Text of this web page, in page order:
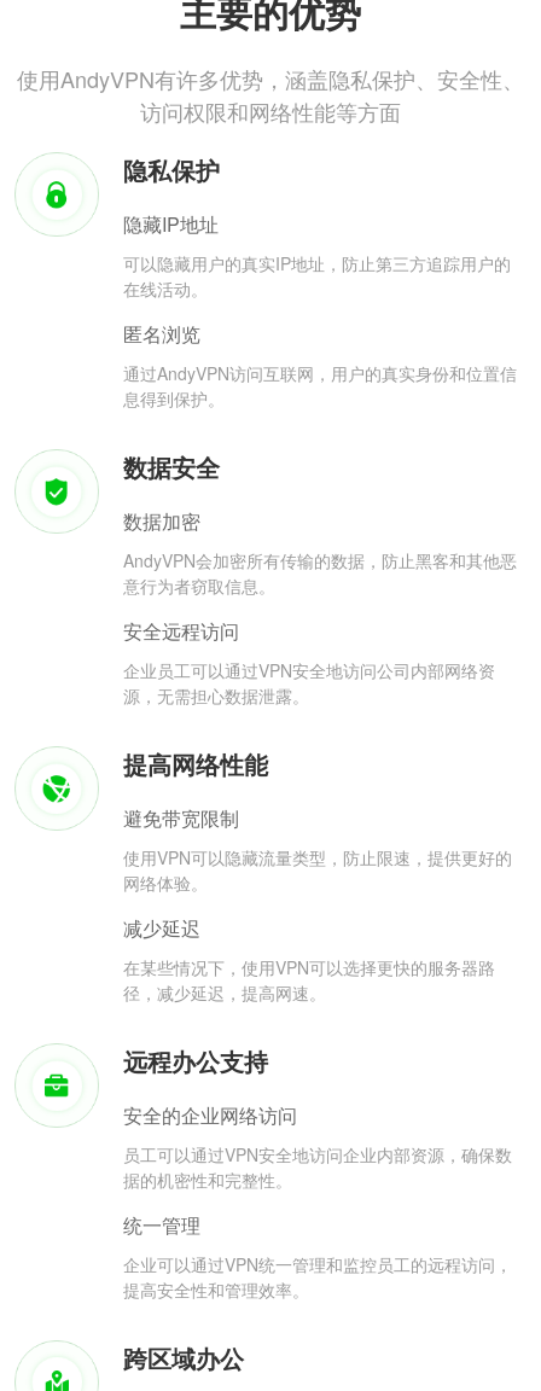
主要的优势
使用AndyVPN有许多优势，涵盖隐私保护、安全性、
访问权限和网络性能等方面
隐私保护
隐藏IP地址
可以隐藏用户的真实IP地址，防止第三方追踪用户的
在线活动。
匿名浏览
通过AndyVPN访问互联网，用户的真实身份和位置信
息得到保护。
数据安全
数据加密
AndyVPN会加密所有传输的数据，防止黑客和其他恶
意行为者窃取信息。
安全远程访问
企业员工可以通过VPN安全地访问公司内部网络资
源，无需担心数据泄露。
提高网络性能
避免带宽限制
使用VPN可以隐藏流量类型，防止限速，提供更好的
网络体验。
减少延迟
在某些情况下，使用VPN可以选择更快的服务器路
径，减少延迟，提高网速。
远程办公支持
安全的企业网络访问
员工可以通过VPN安全地访问企业内部资源，确保数
据的机密性和完整性。
统一管理
企业可以通过VPN统一管理和监控员工的远程访问，
提高安全性和管理效率。
跨区域办公